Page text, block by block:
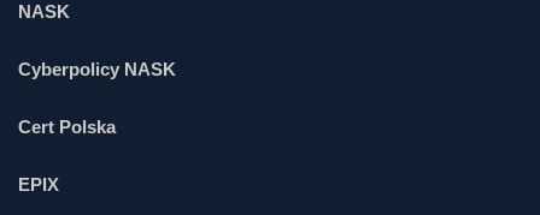
NASK
Cyberpolicy NASK
Cert Polska
EPIX